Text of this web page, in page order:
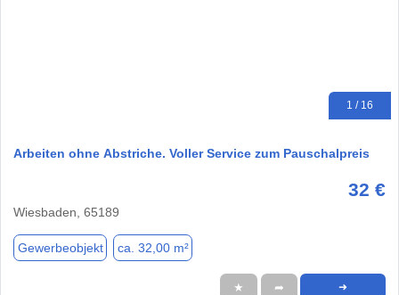
1 / 16
Arbeiten ohne Abstriche. Voller Service zum Pauschalpreis
32 €
Wiesbaden, 65189
Gewerbeobjekt ca. 32,00 m²
★ ➦ ➜